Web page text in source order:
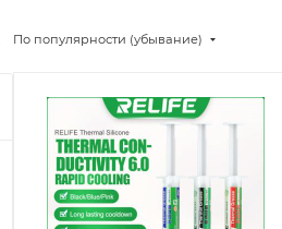
По популярности (убывание)